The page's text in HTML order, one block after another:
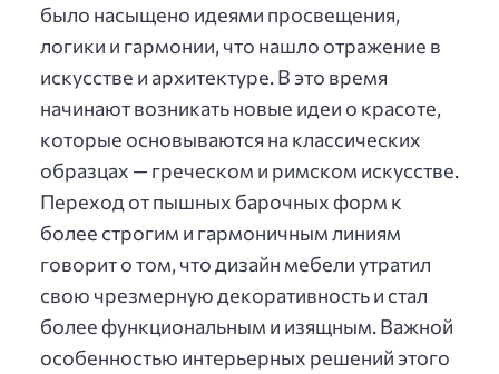
было насыщено идеями просвещения,
логики и гармонии, что нашло отражение в
искусстве и архитектуре. В это время
начинают возникать новые идеи о красоте,
которые основываются на классических
образцах — греческом и римском искусстве.
Переход от пышных барочных форм к
более строгим и гармоничным линиям
говорит о том, что дизайн мебели утратил
свою чрезмерную декоративность и стал
более функциональным и изящным. Важной
особенностью интерьерных решений этого